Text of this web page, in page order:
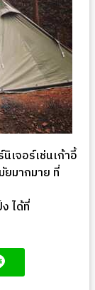
เจอร์เช่นเก้าอี้
มากมาย ที่
ได้ที่